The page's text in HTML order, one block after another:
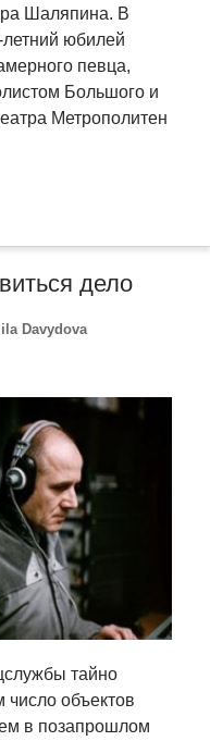
Шаляпина. В
юбилей
певца,
Большого и
Метрополитен
дело
Davydova
тайно
объектов
в позапрошлом